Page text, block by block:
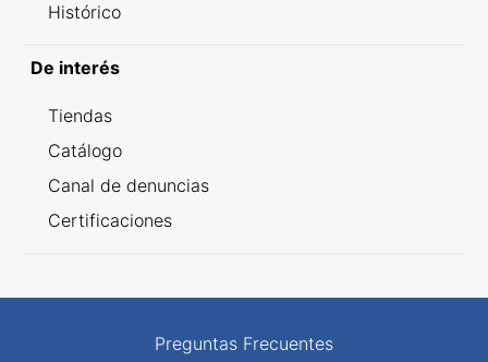
Histórico
De interés
Tiendas
Catálogo
Canal de denuncias
Certificaciones
Preguntas Frecuentes